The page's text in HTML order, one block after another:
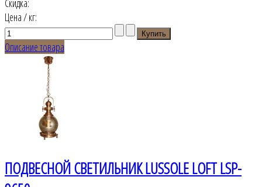
Скидка:
Цена / кг:
Описание товара
ПОДВЕСНОЙ СВЕТИЛЬНИК LUSSOLE LOFT LSP-